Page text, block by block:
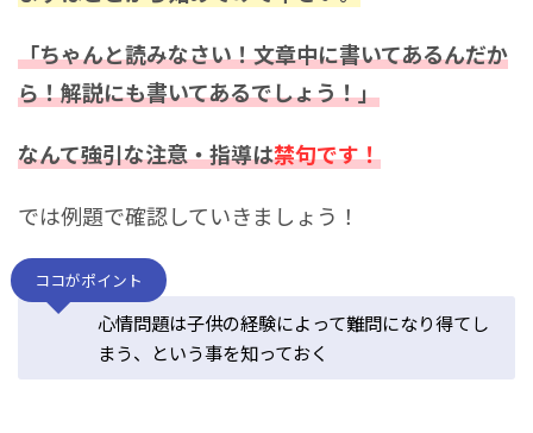
「ちゃんと読みなさい！文章中に書いてあるんだか
ら！解説にも書いてあるでしょう！」
なんて強引な注意・指導は禁句です！
では例題で確認していきましょう！
ココがポイント
心情問題は子供の経験によって難問になり得てし
まう、という事を知っておく